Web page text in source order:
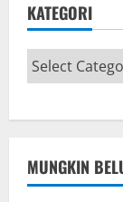
KATEGORI
MUNGKIN